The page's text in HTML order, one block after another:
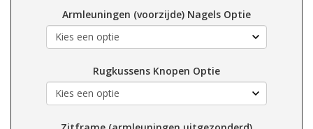
Armleuningen (voorzijde) Nagels Optie
Rugkussens Knopen Optie